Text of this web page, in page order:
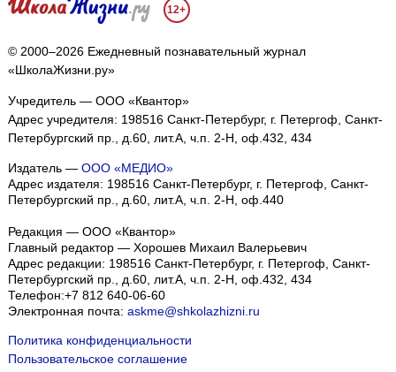
12+
© 2000–2026 Ежедневный познавательный журнал
«ШколаЖизни.ру»
Учредитель — ООО «Квантор»
Адрес учредителя: 198516 Санкт-Петербург, г. Петергоф, Санкт-
Петербургский пр., д.60, лит.А, ч.п. 2-Н, оф.432, 434
Издатель — ООО «МЕДИО»
Адрес издателя: 198516 Санкт-Петербург, г. Петергоф, Санкт-
Петербургский пр., д.60, лит.А, ч.п. 2-Н, оф.440
Редакция — ООО «Квантор»
Главный редактор — Хорошев Михаил Валерьевич
Адрес редакции: 198516 Санкт-Петербург, г. Петергоф, Санкт-
Петербургский пр., д.60, лит.А, ч.п. 2-Н, оф.432, 434
Телефон:+7 812 640-06-60
Электронная почта: askme@shkolazhizni.ru
Политика конфиденциальности
Пользовательское соглашение